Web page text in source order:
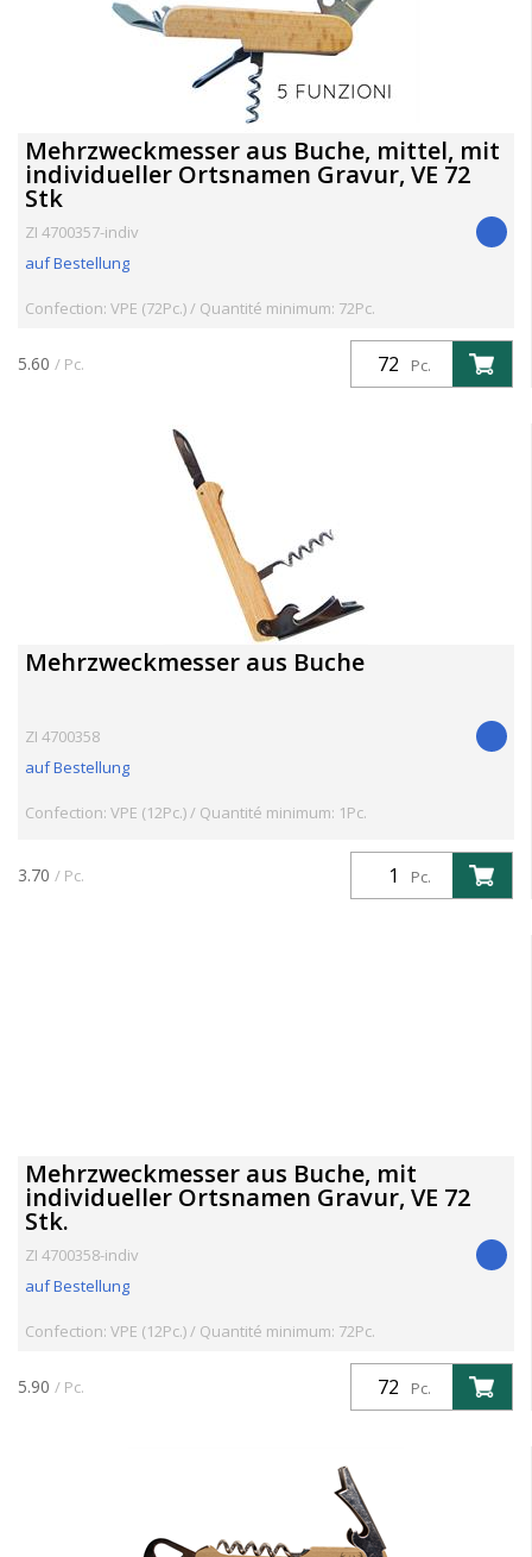
Mehrzweckmesser aus Buche, mittel, mit
individueller Ortsnamen Gravur, VE 72
Stk
ZI 4700357-indiv
auf Bestellung
Confection: VPE (72Pc.) / Quantité minimum: 72Pc.
Pc.
5.60 / Pc.
Mehrzweckmesser aus Buche
ZI 4700358
auf Bestellung
Confection: VPE (12Pc.) / Quantité minimum: 1Pc.
Pc.
3.70 / Pc.
Mehrzweckmesser aus Buche, mit
individueller Ortsnamen Gravur, VE 72
Stk.
ZI 4700358-indiv
auf Bestellung
Confection: VPE (12Pc.) / Quantité minimum: 72Pc.
Pc.
5.90 / Pc.